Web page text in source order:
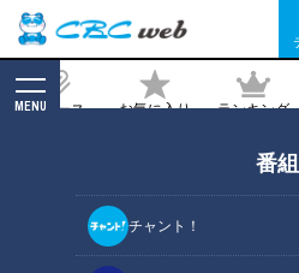
ニュース お気に入り ランキング
MENU
番
チャント！
でお別れ「愛知県体育